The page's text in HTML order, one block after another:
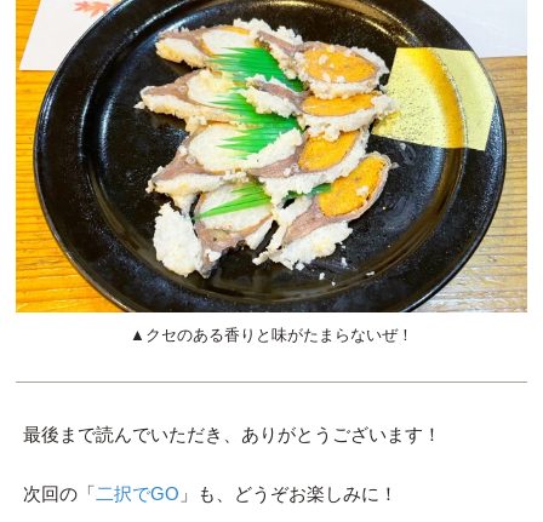
▲クセのある香りと味がたまらないぜ！
最後まで読んでいただき、ありがとうございます！
次回の「二択でGO 」も、どうぞお楽しみに！